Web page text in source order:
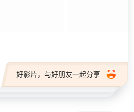
好影片，与好朋友一起分享